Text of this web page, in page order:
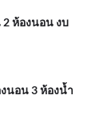
2 ห้องนอน งบ
นอน 3 ห้องน้ำ